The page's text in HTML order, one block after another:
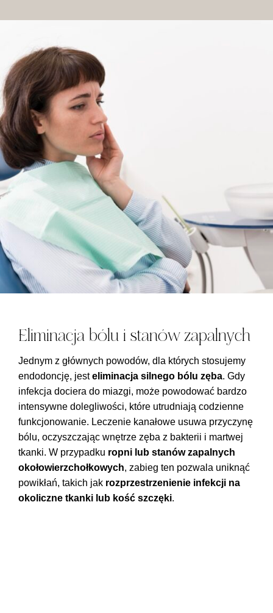
Eliminacja bólu i stanów zapalnych
Jednym z głównych powodów, dla których stosujemy
endodoncję, jesteliminacja silnego bólu zęba. Gdy
infekcja dociera do miazgi, może powodować bardzo
intensywne dolegliwości, które utrudniają codzienne
funkcjonowanie. Leczenie kanałowe usuwa przyczynę
bólu, oczyszczając wnętrze zęba z bakterii i martwej
tkanki. W przypadku ropni lub stanów zapalnych
okołowierzchołkowych, zabieg ten pozwala uniknąć
powikłań, takich jak rozprzestrzenienie infekcji na
okoliczne tkanki lub kość szczęki.